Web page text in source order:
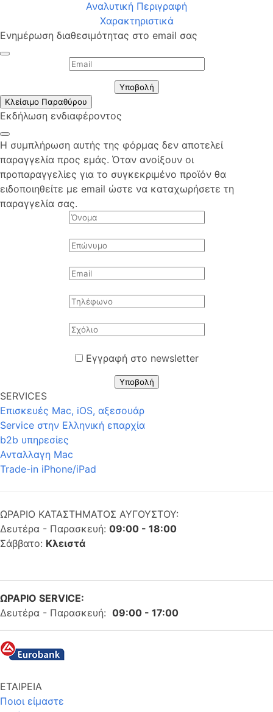
Αναλυτική Περιγραφή
Χαρακτηριστικά
Ενημέρωση διαθεσιμότητας στο email σας
Υποβολή
Κλείσιμο Παραθύρου
Εκδήλωση ενδιαφέροντος
Η συμπλήρωση αυτής της φόρμας δεν αποτελεί
παραγγελία προς εμάς. Όταν ανοίξουν οι
προπαραγγελίες για το συγκεκριμένο προϊόν θα
ειδοποιηθείτε με email ώστε να καταχωρήσετε τη
παραγγελία σας.
Εγγραφή στο newsletter
Υποβολή
SERVICES
Επισκευές Mac, iOS, αξεσουάρ
Service στην Eλληνική επαρχία
b2b υπηρεσίες
Ανταλλαγη Mac
Trade-in iPhone/iPad
ΩΡΑΡΙΟ ΚΑΤΑΣΤΗΜΑΤΟΣ ΑΥΓΟΥΣΤΟΥ:
Δευτέρα - Παρασκευή: 09:00 - 18:00
Σάββατο: Κλειστά
ΩΡΑΡΙΟ SERVICE:
Δευτέρα - Παρασκευή: 09:00 - 17:00
ΕΤΑΙΡΕΙΑ
Ποιοι είμαστε